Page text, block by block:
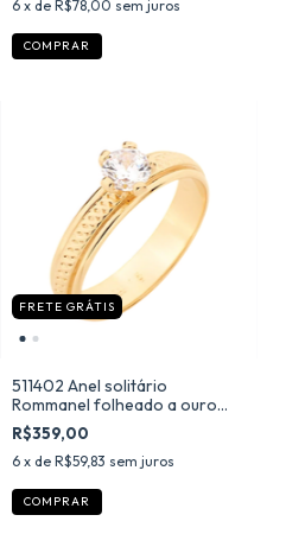
6 x de R$78,00 sem juros
COMPRAR
FRETE GRÁTIS
511402 Anel solitário
Rommanel folheado a ouro
com zircônia
R$359,00
6 x de R$59,83 sem juros
COMPRAR